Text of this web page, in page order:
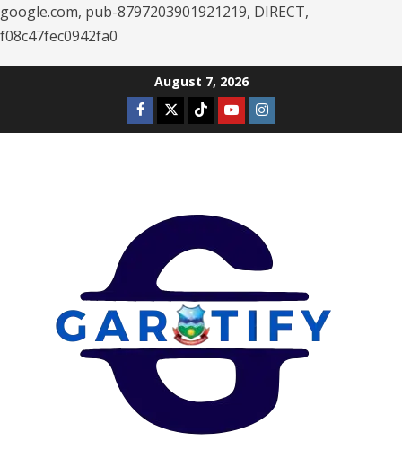
google.com, pub-8797203901921219, DIRECT,
f08c47fec0942fa0
August 7, 2026
Facebook
TwitterTiktokYoutubeInstagram